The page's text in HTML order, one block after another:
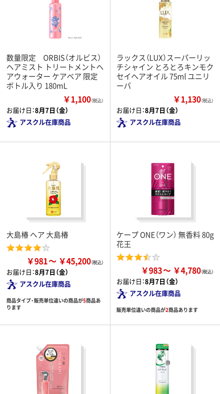
数量限定 ORBIS（オルビス）
ヘアミスト トリートメントヘ
アウォーター ケアベア 限定
ボトル入り 180mL
￥1,100（税込）
お届け日：8月7日（金）
アスクル在庫商品
ラックス（LUX）スーパーリッ
チシャイン とろとろキンモク
セイヘアオイル 75ml ユニリ
ーバ
￥1,130（税込）
お届け日：8月7日（金）
アスクル在庫商品
大島椿 ヘア 大島椿
￥981 ￥45,200
お届け日：8月7日（金）
アスクル在庫商品
商品タイプ・販売単位違いの商品が5商品あ
ります
ケープ ONE（ワン） 無香料 80g
花王
￥983 ￥4,780
お届け日：8月7日（金）
アスクル在庫商品
販売単位違いの商品が2商品あります